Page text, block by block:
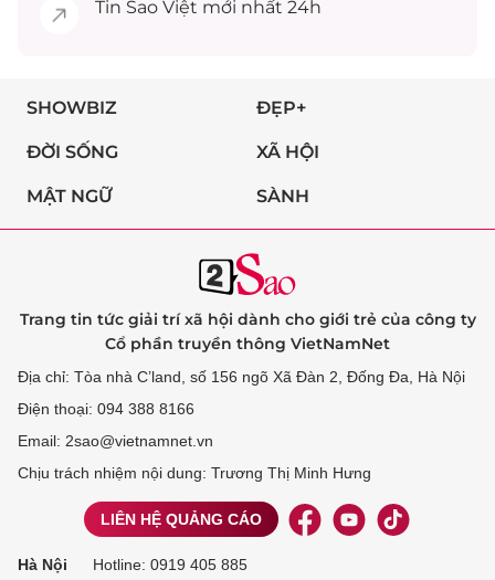
Tin Sao Việt mới nhất 24h
SHOWBIZ ĐẸP+
ĐỜI SỐNG XÃ HỘI
MẬT NGỮ SÀNH
Trang tin tức giải trí xã hội dành cho giới trẻ của công ty
Cổ phần truyền thông VietNamNet
Địa chỉ: Tòa nhà C’land, số 156 ngõ Xã Đàn 2, Đống Đa, Hà Nội
Điện thoại: 094 388 8166
Email: 2sao@vietnamnet.vn
Chịu trách nhiệm nội dung: Trương Thị Minh Hưng
LIÊN HỆ QUẢNG CÁO
Hà Nội Hotline: 0919 405 885